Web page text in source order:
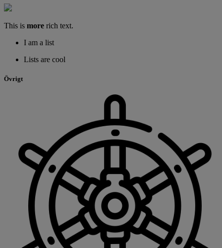
This is more rich text.
I am a list
Lists are cool
Övrigt